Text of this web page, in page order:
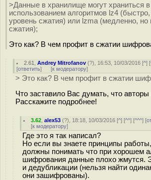
>Данные в хранилище могут храниться
использованием алгоритмов lz4
уровень сжатия) или lzma (медленно, но
сжатия);
Это как? В чем профит в сжатии
2.61 ,Andrey Mitrofanov (?), 16:53, 10/03/2016 [^] [
[ответить] [к модератору]
> Это как? В чем профит в сжатии
Что заставило Вас думать, что
Расскажите подробнее!
3.62 ,alex53 (?), 18:18, 10/03/2016 [^] [^^] [^^^] [
[к модератору]
Где это я так написал?
Но если вы знаете принципы
должны понимать что при хорошем
шифрования данные плохо жмутся.
и дедубликации (нельзя найти
они зашифрованы).